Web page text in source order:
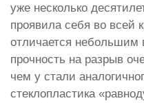
уже несколько
проявила себя во всей
отличается небольшим
прочность на разрыв
чем у стали
стеклопластика